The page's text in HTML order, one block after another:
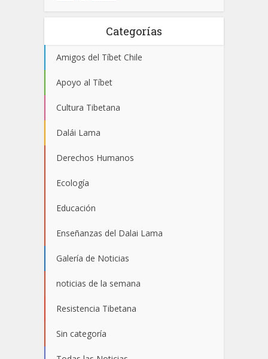
Categorías
Amigos del Tíbet Chile
Apoyo al Tíbet
Cultura Tibetana
Dalái Lama
Derechos Humanos
Ecología
Educación
Enseñanzas del Dalai Lama
Galería de Noticias
noticias de la semana
Resistencia Tibetana
Sin categoría